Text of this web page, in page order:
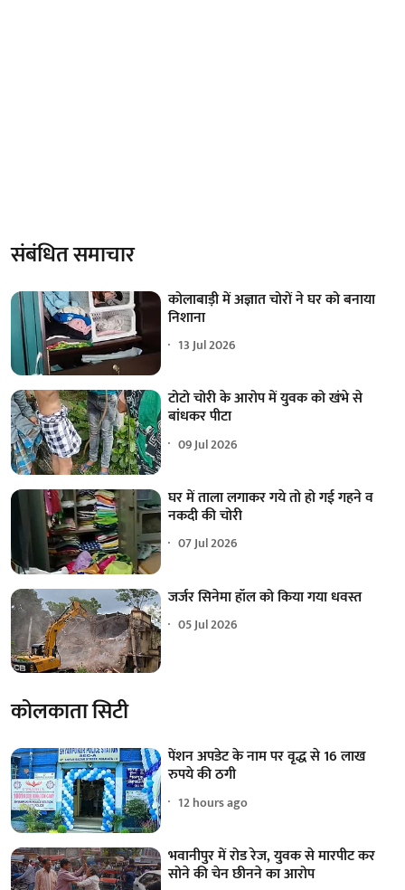
संबंधित समाचार
कोलाबाड़ी में अज्ञात चोरों ने घर को बनाया
निशाना
13 Jul 2026
टोटो चोरी के आरोप में युवक को खंभे से
बांधकर पीटा
09 Jul 2026
घर में ताला लगाकर गये तो हो गई गहने व
नकदी की चोरी
07 Jul 2026
जर्जर सिनेमा हॉल को किया गया धवस्त
05 Jul 2026
कोलकाता सिटी
पेंशन अपडेट के नाम पर वृद्ध से 16 लाख
रुपये की ठगी
12 hours ago
भवानीपुर में रोड रेज, युवक से मारपीट कर
सोने की चेन छीनने का आरोप